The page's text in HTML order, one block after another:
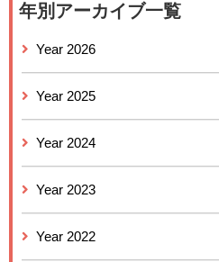
年別アーカイブ一覧
Year 2026
Year 2025
Year 2024
Year 2023
Year 2022